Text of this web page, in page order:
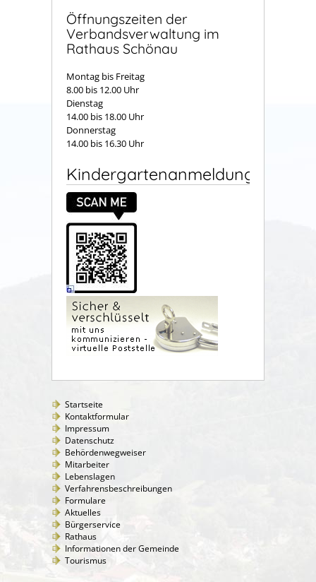
Öffnungszeiten der
Verbandsverwaltung im
Rathaus Schönau
Montag bis Freitag
8.00 bis 12.00 Uhr
Dienstag
14.00 bis 18.00 Uhr
Donnerstag
14.00 bis 16.30 Uhr
Kindergartenanmeldung
Startseite
Kontaktformular
Impressum
Datenschutz
Behördenwegweiser
Mitarbeiter
Lebenslagen
Verfahrensbeschreibungen
Formulare
Aktuelles
Bürgerservice
Rathaus
Informationen der Gemeinde
Tourismus